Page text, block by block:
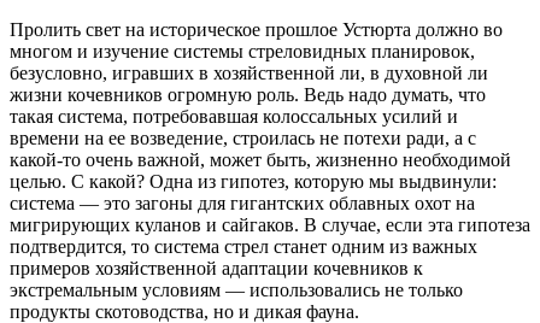
Пролить свет на историческое прошлое Устюрта должно во
многом и изучение системы стреловидных планировок,
безусловно, игравших в хозяйственной ли, в духовной ли
жизни кочевников огромную роль. Ведь надо думать, что
такая система, потребовавшая колоссальных усилий и
времени на ее возведение, строилась не потехи ради, а с
какой-то очень важной, может быть, жизненно необходимой
целью. С какой? Одна из гипотез, которую мы выдвинули:
система — это загоны для гигантских облавных охот на
мигрирующих куланов и сайгаков. В случае, если эта гипотеза
подтвердится, то система стрел станет одним из важных
примеров хозяйственной адаптации кочевников к
экстремальным условиям — использовались не только
продукты скотоводства, но и дикая фауна.